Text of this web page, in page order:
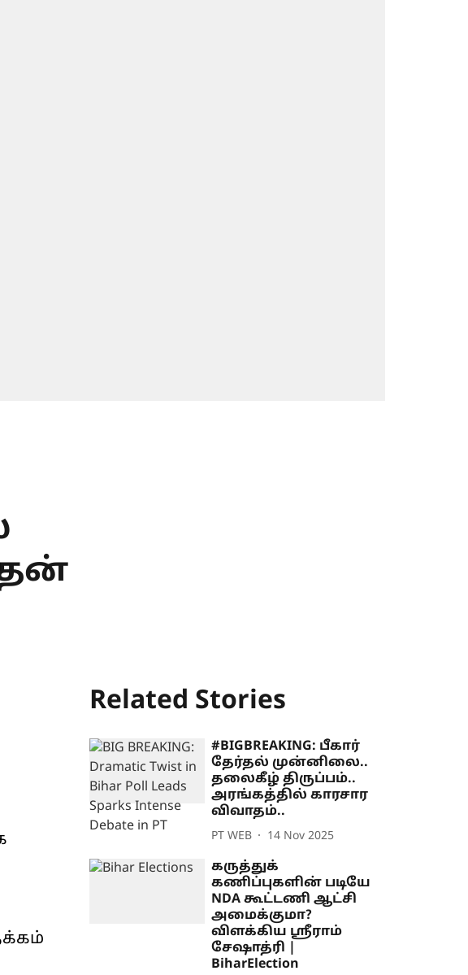
Related Stories
#BIGBREAKING: பீகார்
தேர்தல் முன்னிலை..
தலைகீழ் திருப்பம்..
அரங்கத்தில் காரசார
விவாதம்..
PT WEB 14 Nov 2025
கருத்துக்
கணிப்புகளின் படியே
NDA கூட்டணி ஆட்சி
அமைக்குமா?
விளக்கிய ஸ்ரீராம்
சேஷாத்ரி |
BiharElection